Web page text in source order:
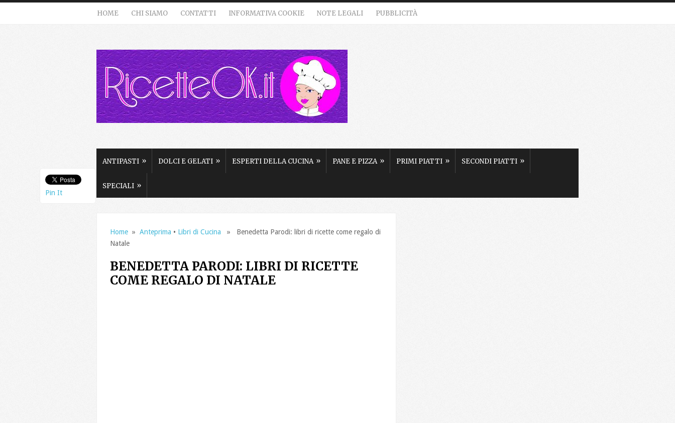
HOME CHI SIAMO CONTATTI INFORMATIVA COOKIE NOTE LEGALI PUBBLICITÀ
ANTIPASTI » DOLCI E GELATI » ESPERTI DELLA CUCINA » PANE E PIZZA » PRIMI PIATTI » SECONDI PIATTI »
SPECIALI »
Home» Anteprima • Libri di Cucina » Benedetta Parodi: libri di ricette come regalo di
Natale
BENEDETTA PARODI: LIBRI DI RICETTE
COME REGALO DI NATALE
Pin It